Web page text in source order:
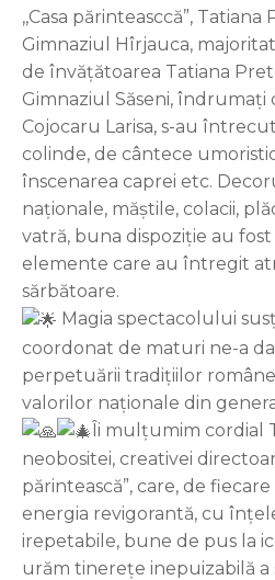
,,Casa părinteasccă”, Tatiana
Gimnaziul Hîrjauca,
de învățătoarea Tatiana
Gimnaziul Săseni, îndrumați
Cojocaru Larisa, s-au
colinde, de cântece
înscenarea caprei etc.
naționale, măștile, colacii,
vatră, buna dispoziție au
elemente care au întregit
sărbătoare.
Magia spectacolului
coordonat de maturi ne-a
perpetuării tradițiilor
valorilor naționale din
Îi mulțumim cordial
neobositei, creativei
părintească”, care, de
energia revigorantă, cu
irepetabile, bune de pus la
urăm tinerețe inepuizabilă